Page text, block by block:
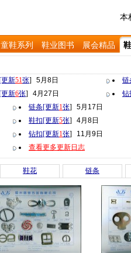
本
童鞋系列 鞋业图书 展会精品
新51张] 5月8日
链
新6张] 4月27日
钻
链条[更新1张]
5月17日
鞋扣[更新5张]
4月8日
钻扣[更新1张]
11月9日
查看更多更新日志
鞋花 链条